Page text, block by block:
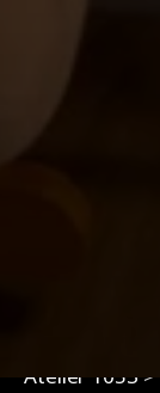
Atelier 1053 >